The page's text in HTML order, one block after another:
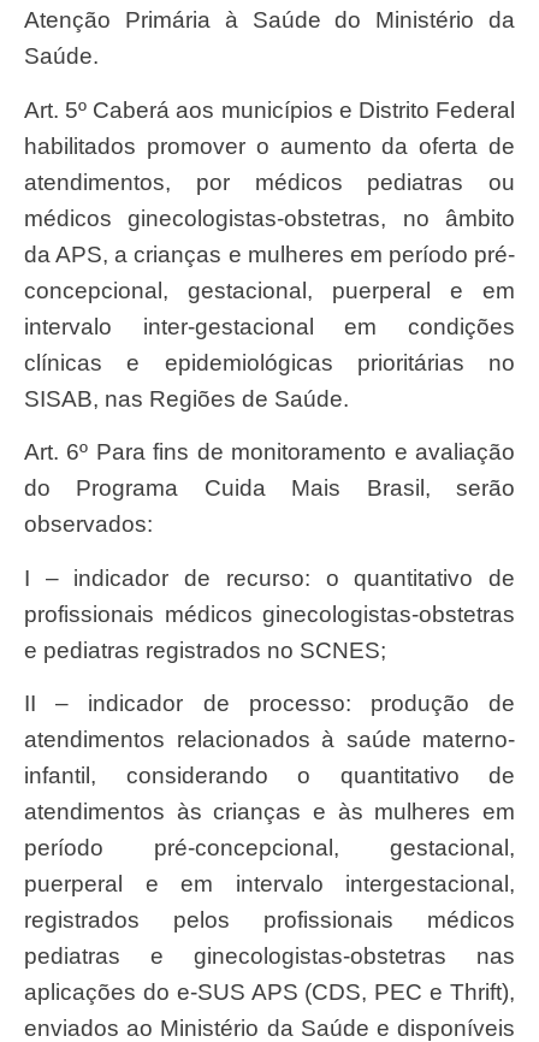
Atenção Primária à Saúde do Ministério da
Saúde.
Art. 5º Caberá aos municípios e Distrito Federal
habilitados promover o aumento da oferta de
atendimentos, por médicos pediatras ou
médicos ginecologistas-obstetras, no âmbito
da APS, a crianças e mulheres em período pré-
concepcional, gestacional, puerperal e em
intervalo inter-gestacional em condições
clínicas e epidemiológicas prioritárias no
SISAB, nas Regiões de Saúde.
Art. 6º Para fins de monitoramento e avaliação
do Programa Cuida Mais Brasil, serão
observados:
I – indicador de recurso: o quantitativo de
profissionais médicos ginecologistas-obstetras
e pediatras registrados no SCNES;
II – indicador de processo: produção de
atendimentos relacionados à saúde materno-
infantil, considerando o quantitativo de
atendimentos às crianças e às mulheres em
período pré-concepcional, gestacional,
puerperal e em intervalo intergestacional,
registrados pelos profissionais médicos
pediatras e ginecologistas-obstetras nas
aplicações do e-SUS APS (CDS, PEC e Thrift),
enviados ao Ministério da Saúde e disponíveis